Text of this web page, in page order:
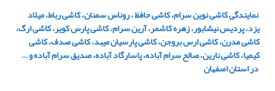
نمایندگی کاشی نوین سرام، کاشی حافظ ، روناس سمنان، کاشی رباط، میلاد
یزد، پردیس نیشابور، زهره کاشمر، آرین سرام، کاشی پارس کویر، کاشی ارگ،
کاشی مدرن، کاشی ارس بروجن، کاشی پارسیان میبد، کاشی صدف، کاشی
کیمیا، کاشی نارین، صالح سرام آباده، پاسارگاد آباده، صدیق سرام آباده و …
در استان اصفهان